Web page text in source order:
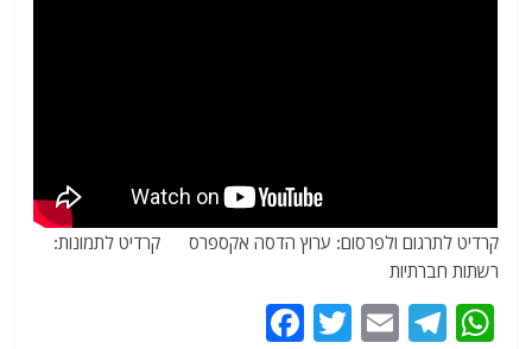
קרדיט לתרגום ולפרסום: ערוץ הדסה אקספרס קרדיט לתמונות:
רשתות חברתיות
W
T
E
T